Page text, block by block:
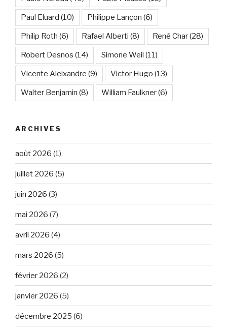
Paul Eluard (10) Philippe Lançon (6)
Philip Roth (6) Rafael Alberti (8) René Char(28)
Robert Desnos (14) Simone Weil (11)
Vicente Aleixandre (9) Victor Hugo (13)
Walter Benjamin (8) William Faulkner(6)
ARCHIVES
août 2026 (1)
juillet 2026 (5)
juin 2026 (3)
mai 2026 (7)
avril 2026 (4)
mars 2026 (5)
février 2026 (2)
janvier 2026 (5)
décembre 2025 (6)